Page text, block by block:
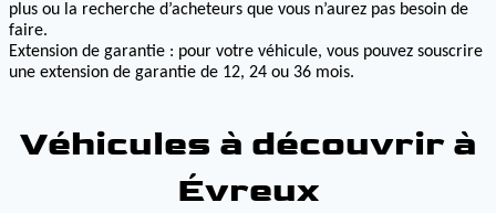
plus ou la recherche d’acheteurs que vous n’aurez pas besoin de
faire.
Extension de garantie : pour votre véhicule, vous pouvez souscrire
une extension de garantie de 12, 24 ou 36 mois.
Véhicules à découvrir à
Évreux